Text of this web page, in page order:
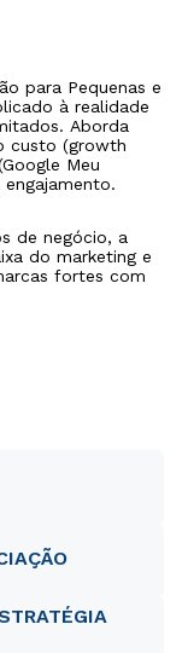
para Pequenas e
à realidade
Aborda
custo (growth
Meu
de negócio, a
do marketing e
fortes com